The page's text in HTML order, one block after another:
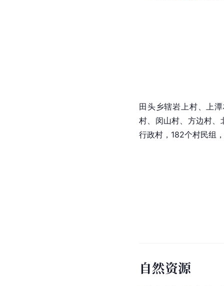
田头乡辖岩上村、上
村、闵山村、方边村、
行政村，182个村民组
自然资源